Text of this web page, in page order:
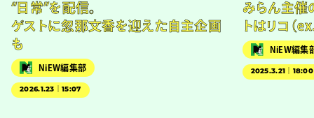
“日常”を配信。
ゲストに忽那文香を迎えた自主企画
も
NiEW編集部
2026.1.23｜15:07
みらん主催
トはリコ（
NiEW編集
2025.3.21｜18:00